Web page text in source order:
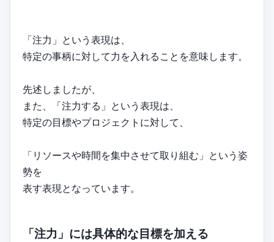
「注力」という表現は、
特定の事柄に対して力を入れることを意味します。
先述しましたが、
また、「注力する」という表現は、
特定の目標やプロジェクトに対して、
「リソースや時間を集中させて取り組む」という姿
勢を
表す表現となっています。
「注力」には具体的な目標を加える